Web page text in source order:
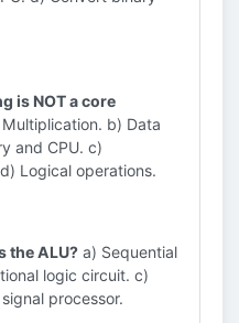
is NOT a core
b) Data
and CPU. c)
Logical operations.
the ALU? a) Sequential
logic circuit. c)
processor.